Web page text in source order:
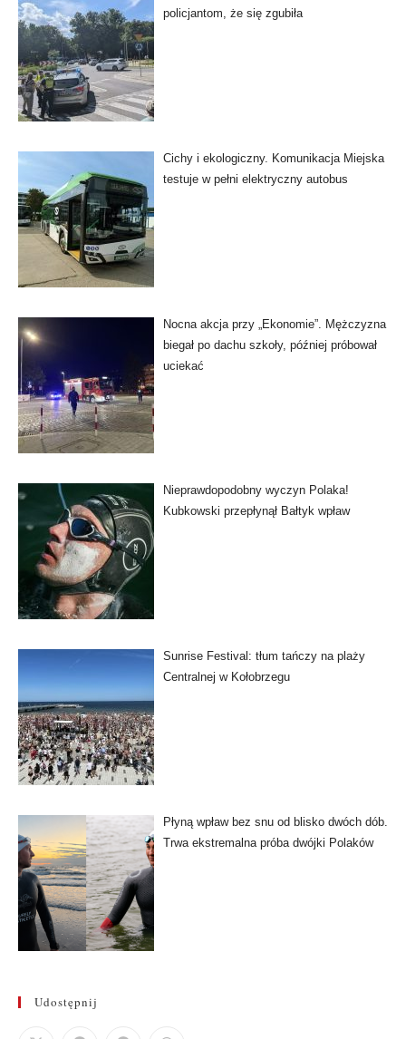
policjantom, że się zgubiła
Cichy i ekologiczny. Komunikacja Miejska
testuje w pełni elektryczny autobus
Nocna akcja przy „Ekonomie”. Mężczyzna
biegał po dachu szkoły, później próbował
uciekać
Nieprawdopodobny wyczyn Polaka!
Kubkowski przepłynął Bałtyk wpław
Sunrise Festival: tłum tańczy na plaży
Centralnej w Kołobrzegu
Płyną wpław bez snu od blisko dwóch dób.
Trwa ekstremalna próba dwójki Polaków
Udostępnij